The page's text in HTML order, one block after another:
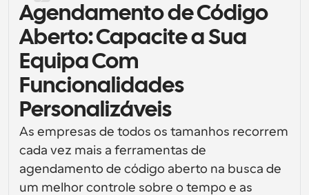
Por tamanho da equipa
Para Indivíduos
Agendamento pessoal simplificado
Para Equipas
Agendamento colaborativo para grupos
Para Organizações
Equipas maiores que agendam para um maior controlo
e segurança
Para Empresas
Empresa
Desenvolvedor
Documentação do Desenvolvedor
Documentação para a plataforma Cal.com
API
Tipo de Letra: Cal Sans UI & Text
O nosso próprio tipo de letra variável para o design de
Cal.ai
Agendamento de Código
Aberto: Capacite a Sua
Equipa Com
Funcionalidades
Personalizáveis
As empresas de todos os tamanhos recorrem
cada vez mais a ferramentas de
agendamento de código aberto na busca de
um melhor controle sobre o tempo e as